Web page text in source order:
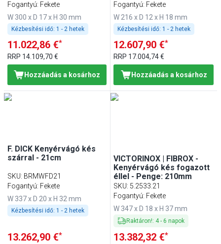
Fogantyú: Fekete
W 300 x D 17 x H 30 mm
Kézbesítési idő: 1 - 2 hetek
11.022,86 €*
RRP 14.109,70 €
Hozzáadás a kosárhoz
Fogantyú: Fekete
W 216 x D 12 x H 18 mm
Kézbesítési idő: 1 - 2 hetek
12.607,90 €*
RRP 17.004,74 €
Hozzáadás a kosárhoz
F. DICK Kenyérvágó kés
szárral - 21cm
SKU: BRMWFD21
Fogantyú: Fekete
W 337 x D 20 x H 32 mm
Kézbesítési idő: 1 - 2 hetek
13.262,90 €*
VICTORINOX | FIBROX -
Kenyérvágó kés fogazott
éllel - Penge: 210mm
SKU: 5.2533.21
Fogantyú: Fekete
W 347 x D 18 x H 37 mm
Raktáron!: 4- 6 napok
13.382,32 €*